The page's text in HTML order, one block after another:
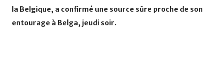
la Belgique, a confirmé une source sûre proche de son
entourage à Belga, jeudi soir.